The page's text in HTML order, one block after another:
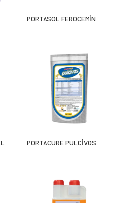
PORTASOL FEROCEMİN
PORTACURE PULCİVOS